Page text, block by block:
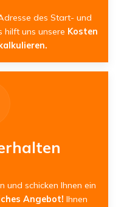
des Start- und
hilft uns unsere Kosten
schicken Ihnen ein
Angebot! Ihnen